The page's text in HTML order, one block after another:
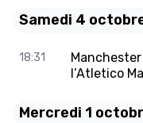
Samedi 4
18:31
l’Atletico
Mercredi 1